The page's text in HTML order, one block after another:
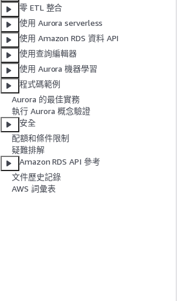
零 ETL 整合
使用 Aurora serverless
使用 Amazon RDS 資料 API
使用查詢編輯器
使用 Aurora 機器學習
程式碼範例
Aurora 的最佳實務
執行 Aurora 概念驗證
安全
配額和條件限制
疑難排解
Amazon RDS API 參考
文件歷史記錄
AWS 詞彙表